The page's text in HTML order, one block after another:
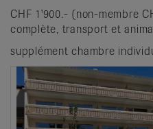
CHF 1'900.- (non-membre
complète, transport et
supplément chambre